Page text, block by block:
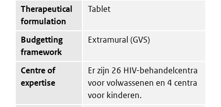
Therapeutical
formulation
Tablet
Budgetting
framework
Extramural (GVS)
Centre of
expertise
Er zijn 26 HIV-behandelcentra
voor volwassenen en 4 centra
voor kinderen.